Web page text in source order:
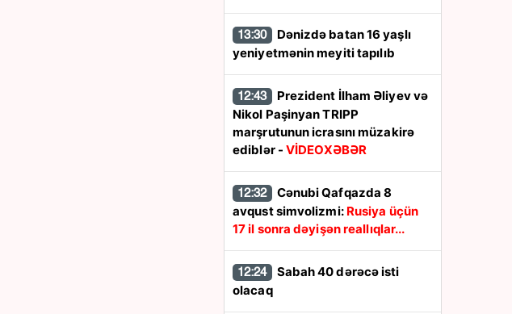
13:30
yeniyetmənin meyiti tapılıb
12:43
Nikol Paşinyan TRIPP
marşrutunun icrasını müzakirə
ediblər - VİDEOXƏBƏR
12:32
avqust simvolizmi: Rusiya üçün
17 il sonra dəyişən reallıqlar...
12:24
olacaq